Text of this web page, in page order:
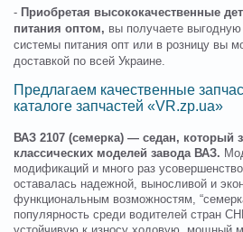
- Приобретая высококачественные
питания оптом, вы получаете
системы питания опт или в розницу вы
доставкой по всей Украине.
Предлагаем качественные
каталоге запчастей «VR.zp.ua»
ВАЗ 2107 (семерка) — седан, который
классических моделей завода ВАЗ.
модификаций и много раз
оставалась надежной, выносливой и
функциональным возможностям,
популярность среди водителей стран